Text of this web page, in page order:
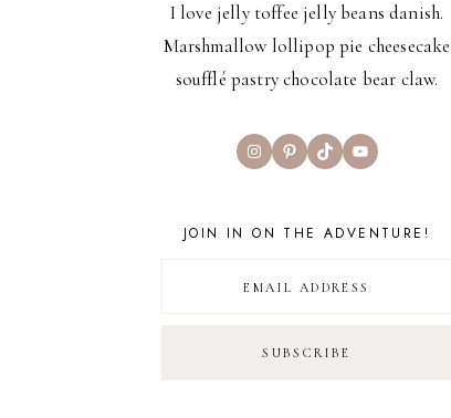
I love jelly toffee jelly beans danish.
Marshmallow lollipop pie cheesecake
soufflé pastry chocolate bear claw.
InstagramPinterest
TikTokYouTube
JOIN IN ON THE ADVENTURE!